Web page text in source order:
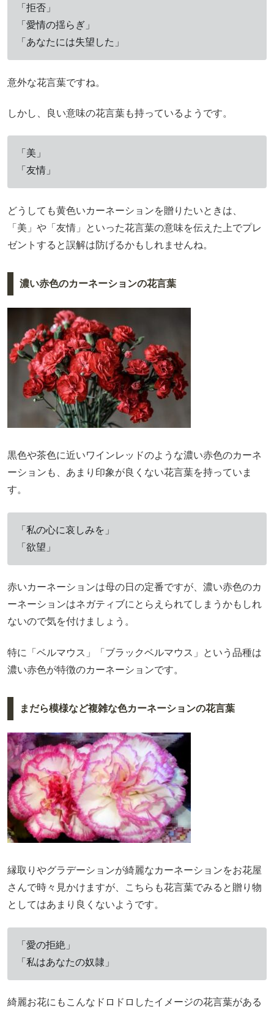
「拒否」
「愛情の揺らぎ」
「あなたには失望した」
意外な花言葉ですね。
しかし、良い意味の花言葉も持っているようです。
「美」
「友情」
どうしても黄色いカーネーションを贈りたいときは、
「美」や「友情」といった花言葉の意味を伝えた上でプレ
ゼントすると誤解は防げるかもしれませんね。
濃い赤色のカーネーションの花言葉
黒色や茶色に近いワインレッドのような濃い赤色のカーネ
ーションも、あまり印象が良くない花言葉を持っていま
す。
「私の心に哀しみを」
「欲望」
赤いカーネーションは母の日の定番ですが、濃い赤色のカ
ーネーションはネガティブにとらえられてしまうかもしれ
ないので気を付けましょう。
特に「ベルマウス」「ブラックベルマウス」という品種は
濃い赤色が特徴のカーネーションです。
まだら模様など複雑な色カーネーションの花言葉
縁取りやグラデーションが綺麗なカーネーションをお花屋
さんで時々見かけますが、こちらも花言葉でみると贈り物
としてはあまり良くないようです。
「愛の拒絶」
「私はあなたの奴隷」
綺麗お花にもこんなドロドロしたイメージの花言葉がある